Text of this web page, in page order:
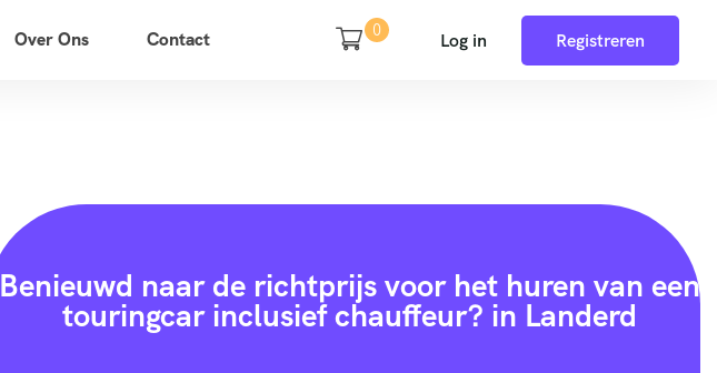
Over Ons Contact 0 Log in Registreren
Benieuwd naar de richtprijs voor het huren van een
touringcar inclusief chauffeur? in Landerd